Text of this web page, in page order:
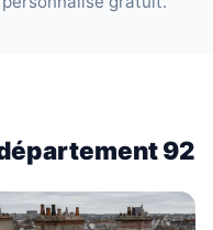
92